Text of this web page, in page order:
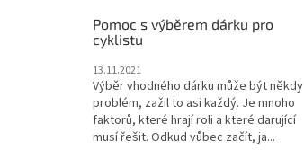
Pomoc s výběrem dárku pro
cyklistu
13.11.2021
Výběr vhodného dárku může být někdy
problém, zažil to asi každý. Je mnoho
faktorů, které hrají roli a které darující
musí řešit. Odkud vůbec začít, ja...